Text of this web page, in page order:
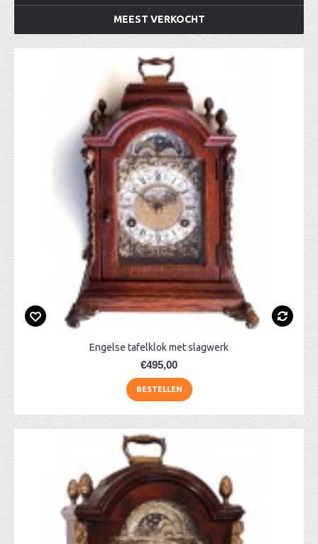
MEEST VERKOCHT
Engelse tafelklok met slagwerk
€495,00
BESTELLEN